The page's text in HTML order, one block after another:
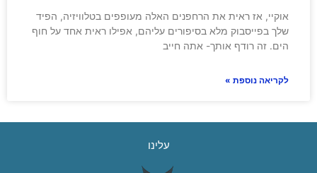
אוקיי, אז ראית את הרחפנים האלה מעופפים בטלוויזיה, הפיד
שלך בפייסבוק מלא בסיפורים עליהם, אפילו ראית אחד על חוף
הים. זה רודף אותך- אתה חייב
לקריאה נוספת »
עלינו